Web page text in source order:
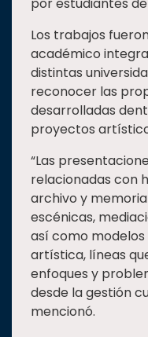
por estudiantes
Los trabajos
académico
distintas
reconocer las
desarrolladas
proyectos
“Las
relacionadas con
archivo y
escénicas,
así como
artística, líneas
enfoques y
desde la gestión
mencionó.